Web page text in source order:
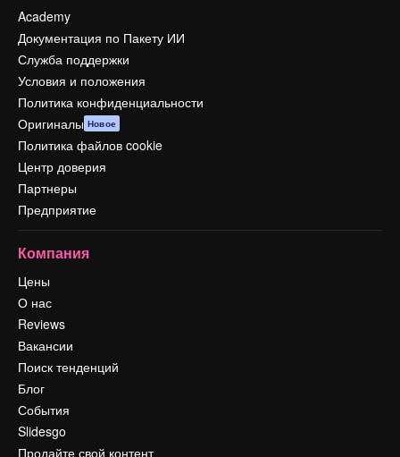
Academy
Документация по Пакету ИИ
Служба поддержки
Условия и положения
Политика конфиденциальности
Оригиналы Новое
Политика файлов cookie
Центр доверия
Партнеры
Предприятие
Компания
Цены
О нас
Reviews
Вакансии
Поиск тенденций
Блог
События
Slidesgo
Продайте свой контент